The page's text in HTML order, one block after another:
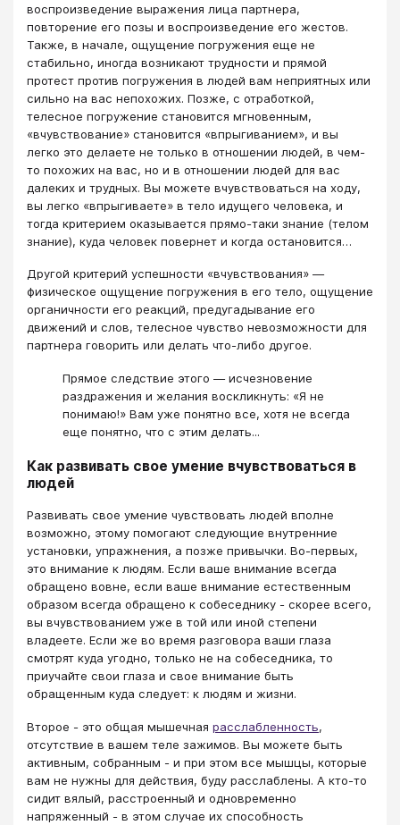
воспроизведение выражения лица партнера,
повторение его позы и воспроизведение его жестов.
Также, в начале, ощущение погружения еще не
стабильно, иногда возникают трудности и прямой
протест против погружения в людей вам неприятных или
сильно на вас непохожих. Позже, с отработкой,
телесное погружение становится мгновенным,
«вчувствование» становится «впрыгиванием», и вы
легко это делаете не только в отношении людей, в чем-
то похожих на вас, но и в отношении людей для вас
далеких и трудных. Вы можете вчувствоваться на ходу,
вы легко «впрыгиваете» в тело идущего человека, и
тогда критерием оказывается прямо-таки знание (телом
знание), куда человек повернет и когда остановится…
Другой критерий успешности «вчувствования» —
физическое ощущение погружения в его тело, ощущение
органичности его реакций, предугадывание его
движений и слов, телесное чувство невозможности для
партнера говорить или делать что-либо другое.
Прямое следствие этого — исчезновение
раздражения и желания воскликнуть: «Я не
понимаю!» Вам уже понятно все, хотя не всегда
еще понятно, что с этим делать...
Как развивать свое умение вчувствоваться в
людей
Развивать свое умение чувствовать людей вполне
возможно, этому помогают следующие внутренние
установки, упражнения, а позже привычки. Во-первых,
это внимание к людям. Если ваше внимание всегда
обращено вовне, если ваше внимание естественным
образом всегда обращено к собеседнику - скорее всего,
вы вчувствованием уже в той или иной степени
владеете. Если же во время разговора ваши глаза
смотрят куда угодно, только не на собеседника, то
приучайте свои глаза и свое внимание быть
обращенным куда следует: к людям и жизни.
​​​​​​​​​​​​​​Второе - это общая мышечная расслабленность,
отсутствие в вашем теле зажимов. Вы можете быть
активным, собранным - и при этом все мышцы, которые
вам не нужны для действия, буду расслаблены. А кто-то
сидит вялый, расстроенный и одновременно
напряженный - в этом случае их способность